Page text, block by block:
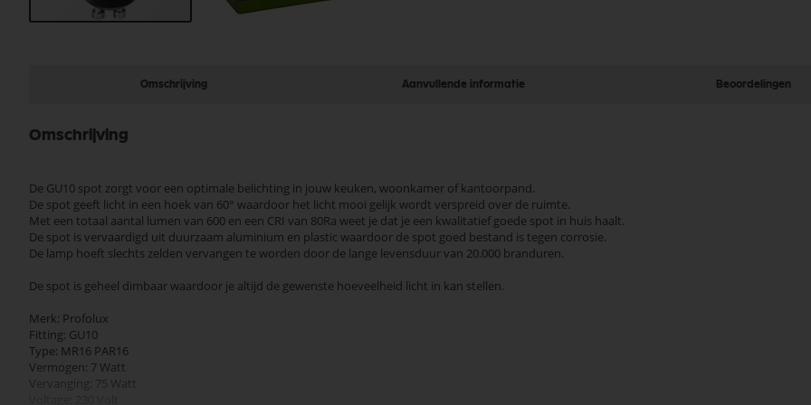
afbeeldingen-
gallerij
Omschrijving Aanvullende informatie Beoordelingen
Omschrijving
De GU10 spot zorgt voor een optimale belichting in jouw keuken, woonkamer of kantoorpand.
De spot geeft licht in een hoek van 60° waardoor het licht mooi gelijk wordt verspreid over de ruimte.
Met een totaal aantal lumen van 600 en een CRI van 80Ra weet je dat je een kwalitatief goede spot in huis haalt.
De spot is vervaardigd uit duurzaam aluminium en plastic waardoor de spot goed bestand is tegen corrosie.
De lamp hoeft slechts zelden vervangen te worden door de lange levensduur van 20.000 branduren.
De spot is geheel dimbaar waardoor je altijd de gewenste hoeveelheid licht in kan stellen.
Merk: Profolux
Fitting: GU10
Type: MR16 PAR16
Vermogen: 7 Watt
Vervanging: 75 Watt